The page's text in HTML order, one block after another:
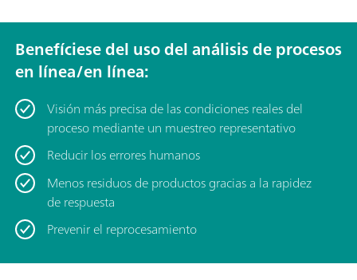
Benefíciese del uso del análisis de procesos
en línea/en línea:
Visión más precisa de las condiciones reales del
proceso mediante un muestreo representativo
Reducir los errores humanos
Menos residuos de productos gracias a la rapidez
de respuesta
Prevenir el reprocesamiento